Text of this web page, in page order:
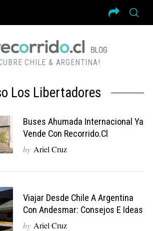
CHILE & ARGENTINA!
Los Libertadores
Buses Ahumada Internacional Ya
Vende Con Recorrido.cl
by Ariel Cruz
Viajar Desde Chile A Argentina
Con Andesmar: Consejos E Ideas
by Ariel Cruz